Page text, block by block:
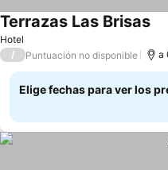
Hotel
Terrazas Las Brisas
/ Puntuación no disponible a
Elige fechas para ver los